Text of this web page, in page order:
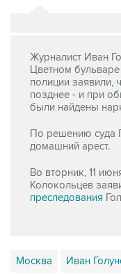
Журналист Иван
Цветном
полиции заявили,
позднее - и при
были найдены
По решению суда
домашний арест.
Во вторник, 11
Колокольцев
преследования
Москва Иван